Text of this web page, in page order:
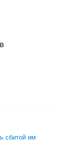
сбитой им